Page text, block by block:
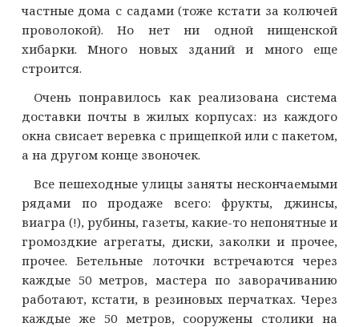
частные дома с садами (тоже кстати за колючей
проволокой). Но нет ни одной нищенской
хибарки. Много новых зданий и много еще
строится.
Очень понравилось как реализована система
доставки почты в жилых корпусах: из каждого
окна свисает веревка с прищепкой или с пакетом,
а на другом конце звоночек.
Все пешеходные улицы заняты нескончаемыми
рядами по продаже всего: фрукты, джинсы,
виагра (!), рубины, газеты, какие-то непонятные и
громоздкие агрегаты, диски, заколки и прочее,
прочее. Бетельные лоточки встречаются через
каждые 50 метров, мастера по заворачиванию
работают, кстати, в резиновых перчатках. Через
каждые же 50 метров, сооружены столики на